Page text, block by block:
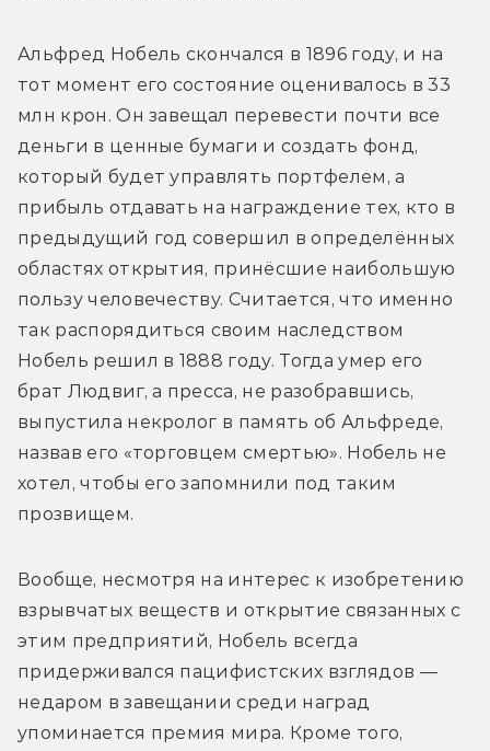
Альфред Нобель скончался в 1896 году, и на
тот момент его состояние оценивалось в 33
млн крон. Он завещал перевести почти все
деньги в ценные бумаги и создать фонд,
который будет управлять портфелем, а
прибыль отдавать на награждение тех, кто в
предыдущий год совершил в определённых
областях открытия, принёсшие наибольшую
пользу человечеству. Считается, что именно
так распорядиться своим наследством
Нобель решил в 1888 году. Тогда умер его
брат Людвиг, а пресса, не разобравшись,
выпустила некролог в память об Альфреде,
назвав его «торговцем смертью». Нобель не
хотел, чтобы его запомнили под таким
прозвищем.
Вообще, несмотря на интерес к изобретению
взрывчатых веществ и открытие связанных с
этим предприятий, Нобель всегда
придерживался пацифистских взглядов —
недаром в завещании среди наград
упоминается премия мира. Кроме того,